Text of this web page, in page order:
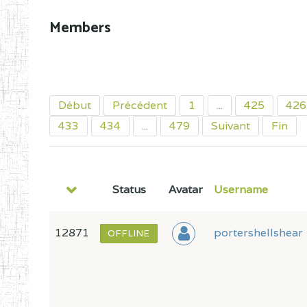
Members
Début Précédent 1 ... 425
426
433
434 ... 479 Suivant Fin
Status Avatar Username
12871 OFFLINE portershellshear